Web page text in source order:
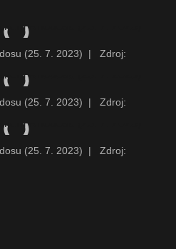
(25. 7. 2023) |
Zdroj:
(25. 7. 2023) |
Zdroj:
(25. 7. 2023) |
Zdroj: